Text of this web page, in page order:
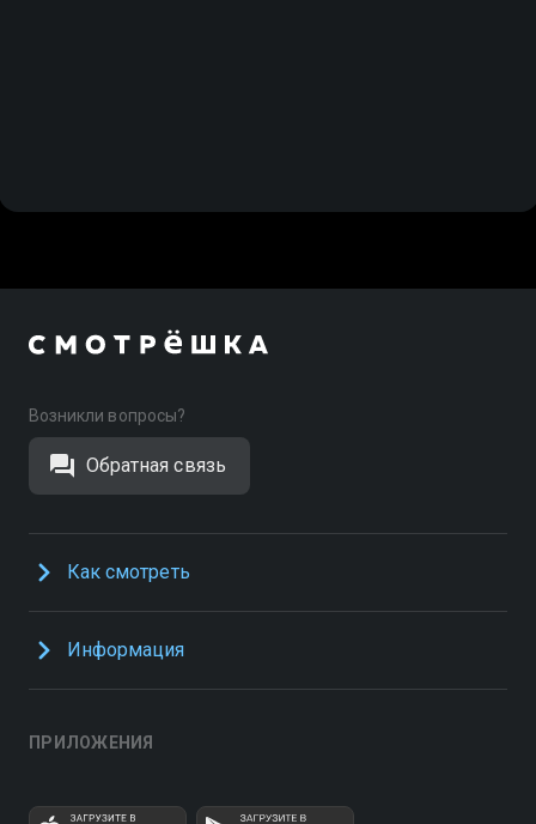
Возникли вопросы?
Обратная связь
Как смотреть
Информация
ПРИЛОЖЕНИЯ